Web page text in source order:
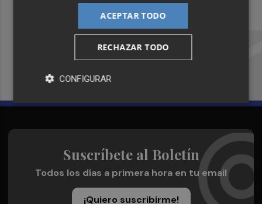
Recibe toda la actualidad de
Plaza Podcast en tu correo
Suscríbete al Boletín
Todos los días a primera hora en tu email
¡Quiero suscribirme!
ACEPTAR TODO
RECHAZAR TODO
CONFIGURAR